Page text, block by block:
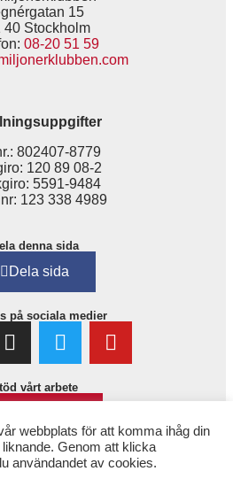
15
40 Stockholm
08-20 51 59
802407-8779
120 89 08-2
5591-9484
123 338 4989
denna sida
Dela sida
på sociala medier
vårt arbete
webbplats för att komma ihåg din
Genom att klicka
användandet av cookies.